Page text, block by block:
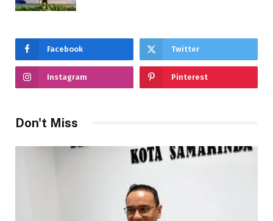
Facebook Twitter
Instagram Pinterest
Don't Miss